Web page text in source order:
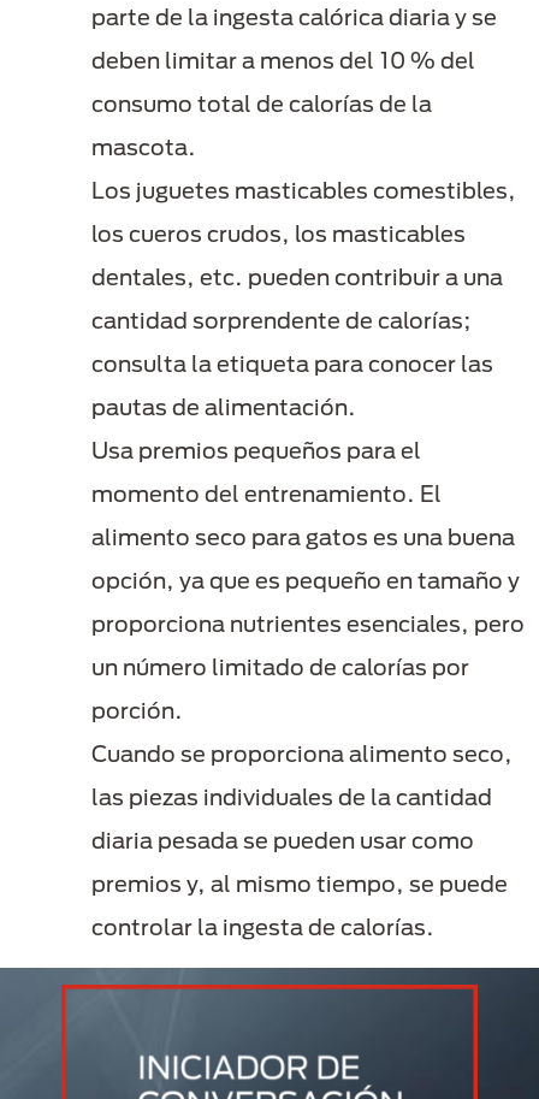
parte de la ingesta calórica diaria y se
deben limitar a menos del 10 % del
consumo total de calorías de la
mascota.
Los juguetes masticables comestibles,
los cueros crudos, los masticables
dentales, etc. pueden contribuir a una
cantidad sorprendente de calorías;
consulta la etiqueta para conocer las
pautas de alimentación.
Usa premios pequeños para el
momento del entrenamiento. El
alimento seco para gatos es una buena
opción, ya que es pequeño en tamaño y
proporciona nutrientes esenciales, pero
un número limitado de calorías por
porción.
Cuando se proporciona alimento seco,
las piezas individuales de la cantidad
diaria pesada se pueden usar como
premios y, al mismo tiempo, se puede
controlar la ingesta de calorías.